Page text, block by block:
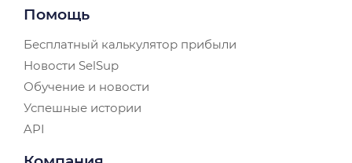
Помощь
Бесплатный калькулятор прибыли
Новости SelSup
Обучение и новости
Успешные истории
API